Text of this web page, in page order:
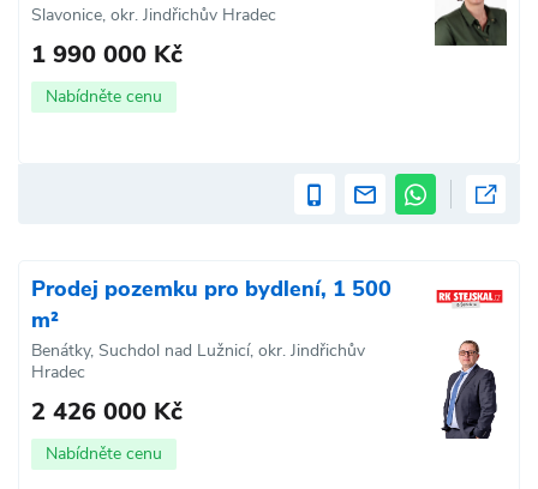
Slavonice, okr. Jindřichův Hradec
1 990 000 Kč
Nabídněte cenu
Prodej pozemku pro bydlení, 1 500
m²
Benátky, Suchdol nad Lužnicí, okr. Jindřichův
Hradec
2 426 000 Kč
Nabídněte cenu